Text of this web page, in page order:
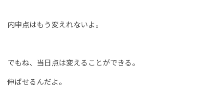
内申点はもう変えれないよ。
でもね、当日点は変えることができる。
伸ばせるんだよ。